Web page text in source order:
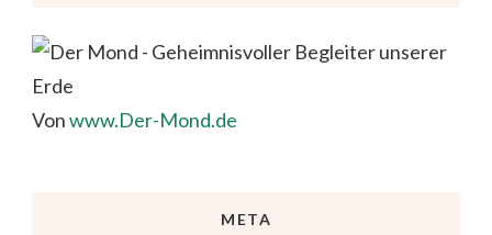
Vonwww.Der-Mond.de
META